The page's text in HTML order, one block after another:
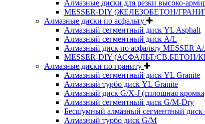
Алмазные диски для резки высоко-
MESSER-DIY (ЖЕЛЕЗОБЕТОН/
Алмазные диски по асфальту
Алмазный сегментный диск YL Asphalt
Алмазный сегментный диск A/L
Алмазный диск по асфальту MESSER
MESSER-DIY (АСФАЛЬТ/СВ.БЕТОН/
Алмазные диски по граниту
Алмазный сегментный диск YL Granite
Алмазный турбо диск YL Granite
Алмазный диск G/X-J (сплошная
Алмазный сегментный диск G/M-Dry
Бесшумный алмазный сегментный диск
Алмазный турбо диск G/M